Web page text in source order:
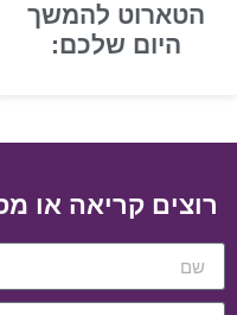
הטארוט להמשך
היום שלכם:
רוצים קריאה או